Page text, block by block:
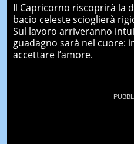
Il Capricorno riscoprirà la
bacio celeste scioglierà
Sul lavoro arriveranno
guadagno sarà nel cuore:
accettare l’amore.